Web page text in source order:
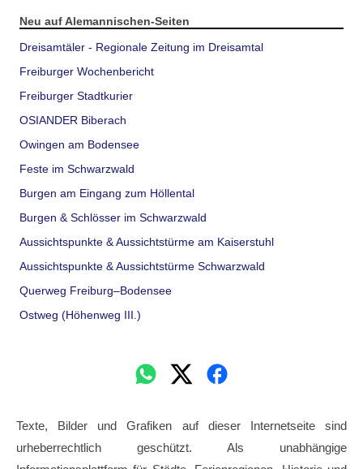
Neu auf Alemannischen-Seiten
Dreisamtäler - Regionale Zeitung im Dreisamtal
Freiburger Wochenbericht
Freiburger Stadtkurier
OSIANDER Biberach
Owingen am Bodensee
Feste im Schwarzwald
Burgen am Eingang zum Höllental
Burgen & Schlösser im Schwarzwald
Aussichtspunkte & Aussichtstürme am Kaiserstuhl
Aussichtspunkte & Aussichtstürme Schwarzwald
Querweg Freiburg–Bodensee
Ostweg (Höhenweg III.)
Texte, Bilder und Grafiken auf dieser Internetseite sind
urheberrechtlich geschützt. Als unabhängige